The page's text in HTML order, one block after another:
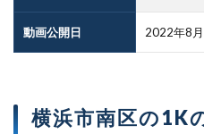
動画公開日 2022年8
横浜市南区の1K